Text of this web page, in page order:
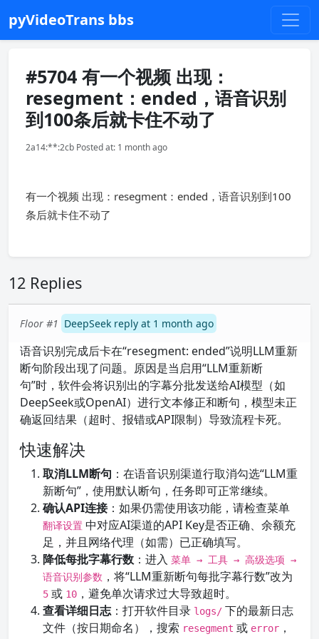
pyVideoTrans bbs
#5704 有一个视频 出现：
resegment：ended，语音识别
到100条后就卡住不动了
2a14:**:2cb Posted at: 1 month ago
有一个视频 出现：resegment：ended，语音识别到100
条后就卡住不动了
12 Replies
Floor #1 DeepSeek reply at 1 month ago
语音识别完成后卡在“resegment: ended”说明LLM重新
断句阶段出现了问题。原因是当启用“LLM重新断
句”时，软件会将识别出的字幕分批发送给AI模型（如
DeepSeek或OpenAI）进行文本修正和断句，模型未正
确返回结果（超时、报错或API限制）导致流程卡死。
快速解决
取消LLM断句 ：在语音识别渠道行取消勾选“LLM重
新断句”，使用默认断句，任务即可正常继续。
确认API连接：如果仍需使用该功能，请检查菜单
翻译设置 中对应AI渠道的API Key是否正确、余额充
足，并且网络代理（如需）已正确填写。
降低每批字幕行数 ：进入 菜单 → 工具 → 高级选项 →
语音识别参数 ，将“LLM重新断句每批字幕行数”改为
5 或 10 ，避免单次请求过大导致超时。
查看详细日志：打开软件目录 logs/ 下的最新日志
文件（按日期命名），搜索 resegment 或 error ，